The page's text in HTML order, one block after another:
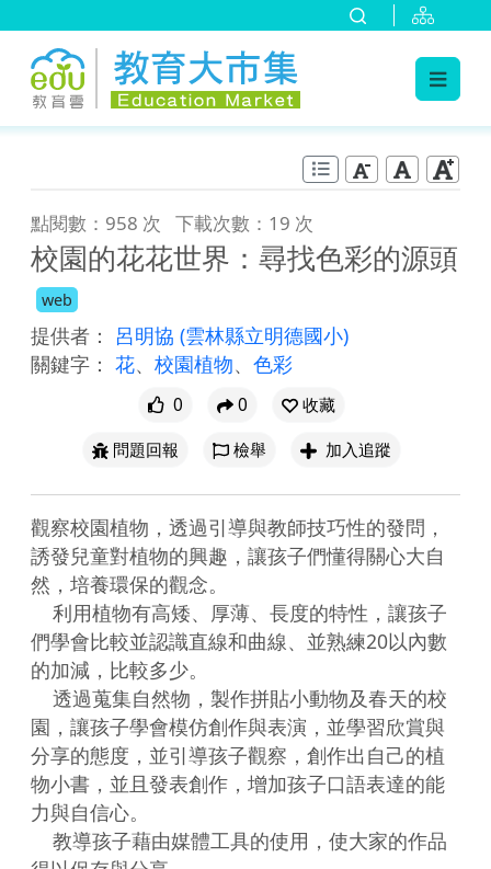
點閱數：958 次 下載次數：19 次
校園的花花世界：尋找色彩的源頭
web
提供者： 呂明協 (雲林縣立明德國小)
關鍵字： 花、 校園植物、 色彩
0 0
收藏
問題回報
檢舉 加入追蹤
觀察校園植物，透過引導與教師技巧性的發問，
誘發兒童對植物的興趣，讓孩子們懂得關心大自
然，培養環保的觀念。
們學會比較並認識直線和曲線、並熟練20以內數
的加減，比較多少。
園，讓孩子學會模仿創作與表演，並學習欣賞與
分享的態度，並引導孩子觀察，創作出自己的植
物小書，並且發表創作，增加孩子口語表達的能
力與自信心。